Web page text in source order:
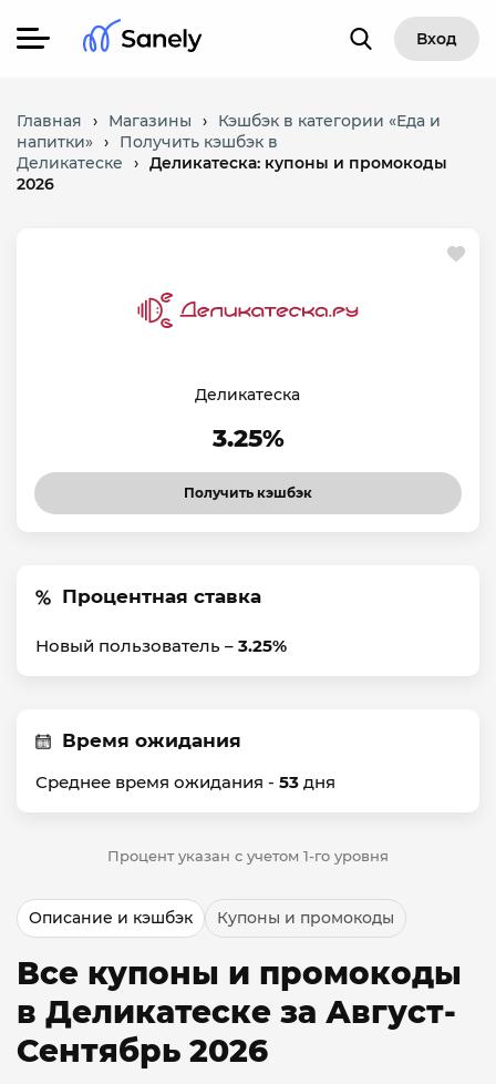
Вход
Главная › Магазины ›
Кэшбэк в категории «Еда и
напитки» ›
Получить кэшбэк в
Деликатеске
› Деликатеска: купоны и промокоды
2026
Деликатеска
3.25%
Получить кэшбэк
Процентная ставка
Новый пользователь – 3.25%
Время ожидания
Среднее время ожидания - 53 дня
Процент указан с учетом 1-го уровня
Описание и кэшбэк Купоны и промокоды
Все купоны и промокоды
в Деликатеске за Август-
Сентябрь 2026